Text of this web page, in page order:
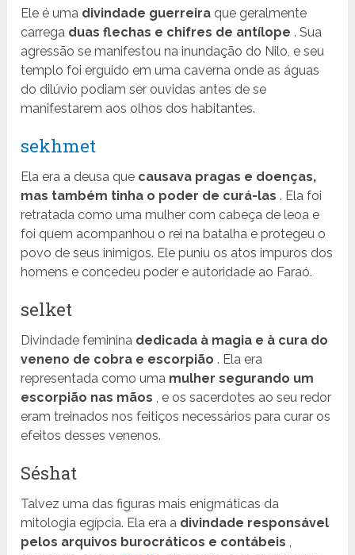
Ele é uma divindade guerreira que geralmente
carrega duas flechas e chifres de antílope . Sua
agressão se manifestou na inundação do Nilo, e seu
templo foi erguido em uma caverna onde as águas
do dilúvio podiam ser ouvidas antes de se
manifestarem aos olhos dos habitantes.
sekhmet
Ela era a deusa que causava pragas e doenças,
mas também tinha o poder de curá-las . Ela foi
retratada como uma mulher com cabeça de leoa e
foi quem acompanhou o rei na batalha e protegeu o
povo de seus inimigos. Ele puniu os atos impuros dos
homens e concedeu poder e autoridade ao Faraó.
selket
Divindade feminina dedicada à magia e à cura do
veneno de cobra e escorpião . Ela era
representada como uma mulher segurando um
escorpião nas mãos , e os sacerdotes ao seu redor
eram treinados nos feitiços necessários para curar os
efeitos desses venenos.
Séshat
Talvez uma das figuras mais enigmáticas da
mitologia egípcia. Ela era a divindade responsável
pelos arquivos burocráticos e contábeis ,